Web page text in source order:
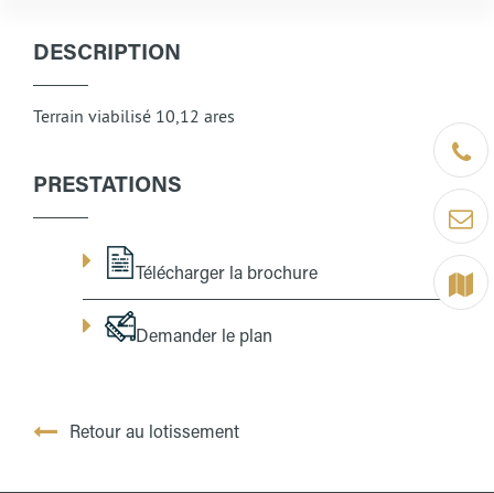
Être
Contact
Terrain
DESCRIPTION
Terrain viabilisé 10,12 ares
PRESTATIONS
Télécharger la brochure
Demander le plan
Retour au lotissement